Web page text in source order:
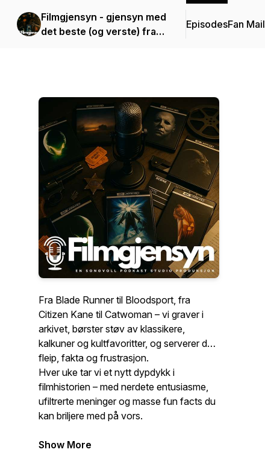
Filmgjensyn - gjensyn med
det beste (og verste) fra
EpisodesFan Mail
Fra Blade Runner til Bloodsport, fra
Citizen Kane til Catwoman – vi graver i
arkivet, børster støv av klassikere,
kalkuner og kultfavoritter, og serverer deg
fleip, fakta og frustrasjon.
Hver uke tar vi et nytt dypdykk i
filmhistorien – med nerdete entusiasme,
ufiltrerte meninger og masse fun facts du
kan briljere med på vors.
Show More